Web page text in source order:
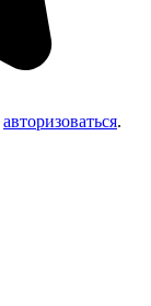
авторизоваться.